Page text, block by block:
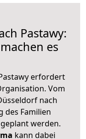
Pastawy:
es
erfordert
Vom
nach
des Familien
werden.
kann dabei